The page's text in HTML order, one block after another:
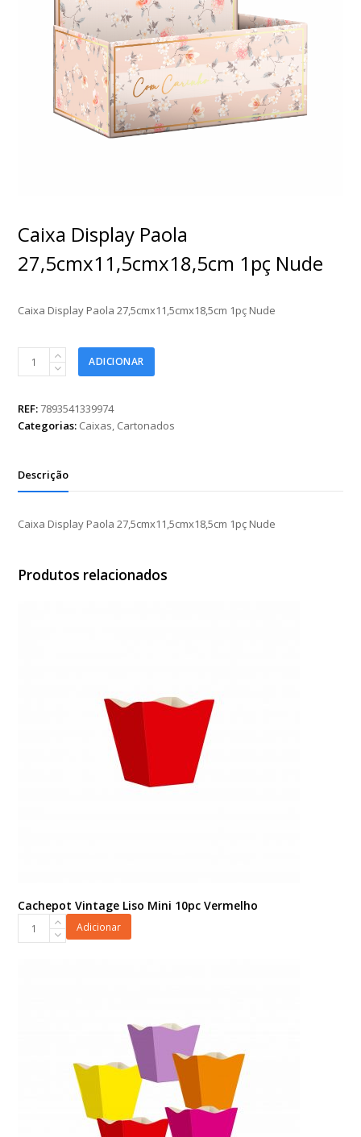
Caixa Display Paola
27,5cmx11,5cmx18,5cm 1pç Nude
Caixa Display Paola 27,5cmx11,5cmx18,5cm 1pç Nude
27,5cmx11,5cmx18,5cm
1pç
ADICIONAR
REF:7893541339974
Categorias: Caixas, Cartonados
Descrição
Caixa Display Paola 27,5cmx11,5cmx18,5cm 1pç Nude
Produtos relacionados
Cachepot Vintage Liso Mini 10pc Vermelho
Cachepot
Adicionar